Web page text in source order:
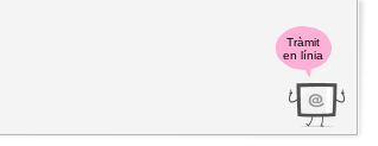
Tràmit
en línia